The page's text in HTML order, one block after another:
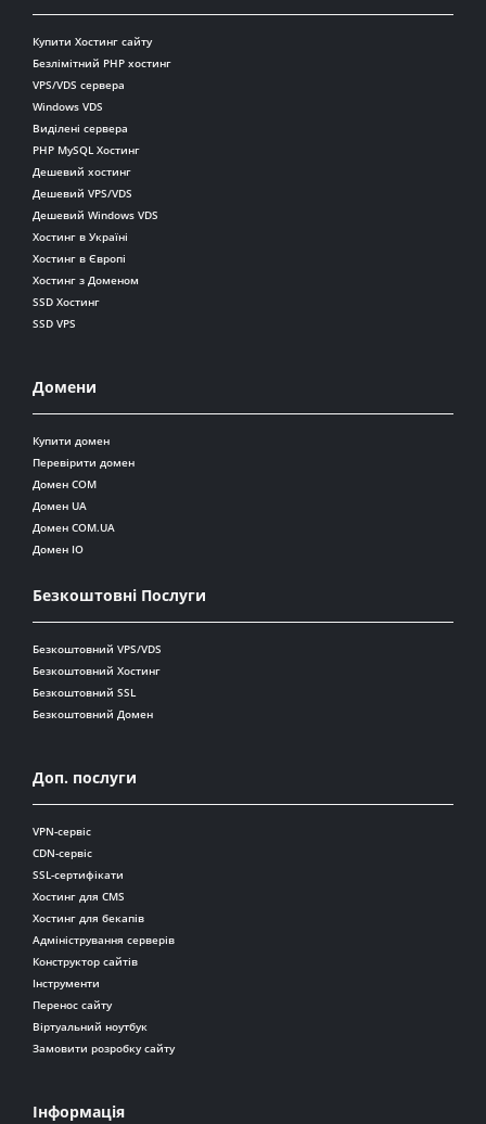
Купити Хостинг сайту
Безлімітний PHP хостинг
VPS/VDS сервера
Windows VDS
Виділені сервера
PHP MySQL Хостинг
Дешевий хостинг
Дешевий VPS/VDS
Дешевий Windows VDS
Хостинг в Україні
Хостинг в Європі
Хостинг з Доменом
SSD Хостинг
SSD VPS
Домени
Купити домен
Перевірити домен
Домен COM
Домен UA
Домен COM.UA
Домен IO
Безкоштовні Послуги
Безкоштовний VPS/VDS
Безкоштовний Хостинг
Безкоштовний SSL
Безкоштовний Домен
Доп. послуги
VPN-сервіс
CDN-сервіс
SSL-сертифікати
Хостинг для CMS
Хостинг для бекапів
Адміністрування серверів
Конструктор сайтів
Інструменти
Перенос сайту
Віртуальний ноутбук
Замовити розробку сайту
Інформація